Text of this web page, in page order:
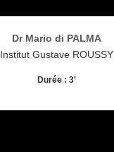
Dr Mario di PALMA
Institut Gustave ROUSSY
Durée : 3′